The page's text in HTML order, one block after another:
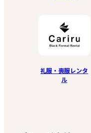
礼服・喪服レンタ
ル